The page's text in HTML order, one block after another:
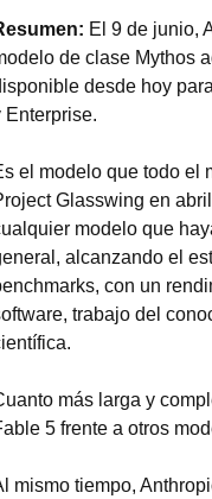
El 9 de junio,
de clase Mythos
desde hoy
Enterprise.
el modelo que todo el
Glasswing en
modelo que
alcanzando el
con un
trabajo del
más larga y
5 frente a otros
mismo tiempo,